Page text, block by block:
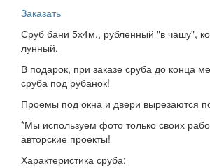
Заказать
Сруб бани 5х4м., рубленный "в чашу",
лунный.
В подарок, при заказе сруба до конца
сруба под рубанок!
Проемы под окна и двери вырезаются
*Мы используем фото только своих
авторские проекты!
Характеристика сруба: